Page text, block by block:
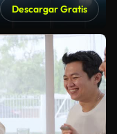
Descargar Gratis